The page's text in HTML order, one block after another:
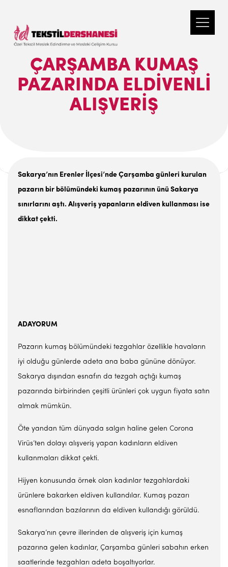
ÇARŞAMBA KUMAŞ
PAZARINDA ELDİVENLİ
ALIŞVERİŞ
Sakarya’nın Erenler İlçesi’nde Çarşamba günleri kurulan
pazarın bir bölümündeki kumaş pazarının ünü Sakarya
sınırlarını aştı. Alışveriş yapanların eldiven kullanması ise
dikkat çekti.
ADAYORUM
Pazarın kumaş bölümündeki tezgahlar özellikle havaların
iyi olduğu günlerde adeta ana baba gününe dönüyor.
Sakarya dışından esnafın da tezgah açtığı kumaş
pazarında birbirinden çeşitli ürünleri çok uygun fiyata satın
almak mümkün.
Öte yandan tüm dünyada salgın haline gelen Corona
Virüs’ten dolayı alışveriş yapan kadınların eldiven
kullanmaları dikkat çekti.
Hijyen konusunda örnek olan kadınlar tezgahlardaki
ürünlere bakarken eldiven kullandılar. Kumaş pazarı
esnaflarından bazılarının da eldiven kullandığı görüldü.
Sakarya’nın çevre illerinden de alışveriş için kumaş
pazarına gelen kadınlar, Çarşamba günleri sabahın erken
saatlerinde tezgahları adeta boşaltıyorlar.